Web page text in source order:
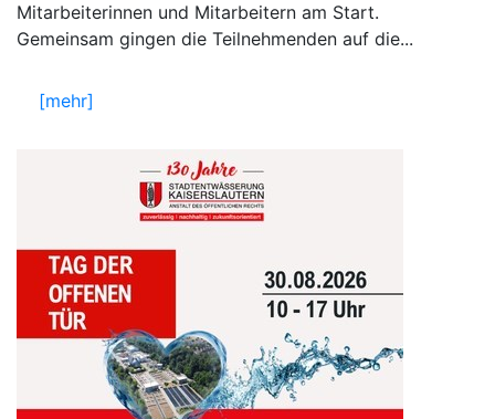
Mitarbeiterinnen und Mitarbeitern am Start.
Gemeinsam gingen die Teilnehmenden auf die...
[mehr]